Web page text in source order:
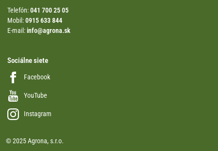
Telefón:041 700 25 05
Mobil:0915 633 844
E-mail:info@agrona.sk
Sociálne siete
Facebook
YouTube
Instagram
© 2025 Agrona, s.r.o.